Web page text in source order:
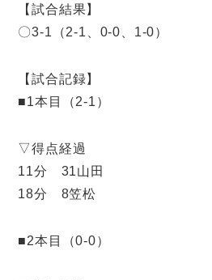
【試合結果】
〇3-1（2-1、0-0、1-0）
【試合記録】
■1本目（2-1）
▽得点経過
11分 31山田
18分 8笠松
■2本目（0-0）